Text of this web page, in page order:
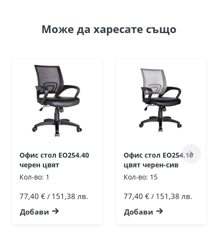
Може да харесате също
Офис стол ΕΟ254.40
черен цвят
Кол-во: 1
77,40 € / 151,38 лв.
Добави
Офис стол ΕΟ254.10
цвят черен-сив
Кол-во: 15
77,40 € / 151,38 лв.
Добави